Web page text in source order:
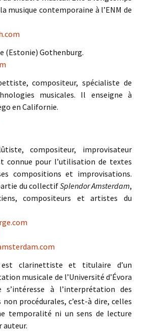
musique contemporaine à l’ENM de
(Estonie) Gothenburg.
compositeur, spécialiste de
musicales. Il enseigne à
en Californie.
compositeur, improvisateur
connue pour l’utilisation de textes
compositions et improvisations.
du collectifSplendor Amsterdam,
compositeurs et artistes du
est clarinettiste et titulaire d’un
musicale de l’Université d’Évora
s’intéresse à l’interprétation des
procédurales, c’est-à dire, celles
temporalité ni un sens de lecture
auteur.